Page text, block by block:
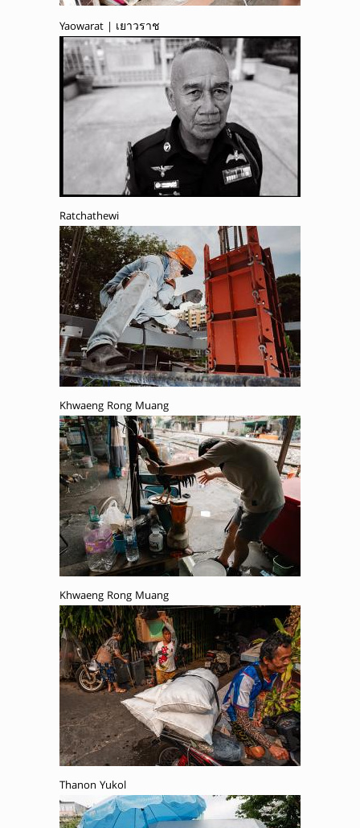
Yaowarat | เยาวราช
Ratchathewi
Khwaeng Rong Muang
Khwaeng Rong Muang
Thanon Yukol